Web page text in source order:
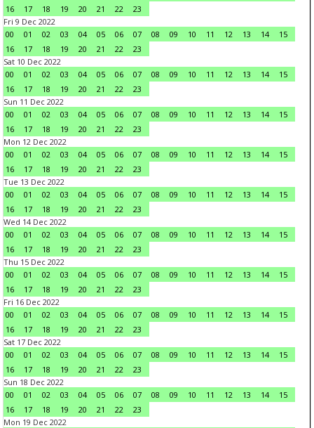
16
17 18 19 20 21 22
23
Fri 9 Dec 2022
00
01 02 03 04 05 06 07 08 09 10 11 12 13 14
15
16
17 18 19 20 21 22
23
Sat 10 Dec 2022
00
01 02 03 04 05 06 07 08 09 10 11 12 13 14
15
16
17 18 19 20 21 22
23
Sun 11 Dec 2022
00
01 02 03 04 05 06 07 08 09 10 11 12 13 14
15
16
17 18 19 20 21 22
23
Mon 12 Dec 2022
00
01 02 03 04 05 06 07 08 09 10 11 12 13 14
15
16
17 18 19 20 21 22
23
Tue 13 Dec 2022
00
01 02 03 04 05 06 07 08 09 10 11 12 13 14
15
16
17 18 19 20 21 22
23
Wed 14 Dec 2022
00
01 02 03 04 05 06 07 08 09 10 11 12 13 14
15
16
17 18 19 20 21 22
23
Thu 15 Dec 2022
00
01 02 03 04 05 06 07 08 09 10 11 12 13 14
15
16
17 18 19 20 21 22
23
Fri 16 Dec 2022
00
01 02 03 04 05 06 07 08 09 10 11 12 13 14
15
16
17 18 19 20 21 22
23
Sat 17 Dec 2022
00
01 02 03 04 05 06 07 08 09 10 11 12 13 14
15
16
17 18 19 20 21 22
23
Sun 18 Dec 2022
00
01 02 03 04 05 06 07 08 09 10 11 12 13 14
15
16
17 18 19 20 21 22
23
Mon 19 Dec 2022